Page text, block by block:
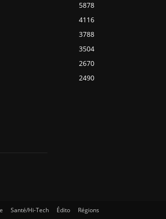
5878
4116
3788
3504
2670
2490
Santé/Hi-Tech Édito Régions